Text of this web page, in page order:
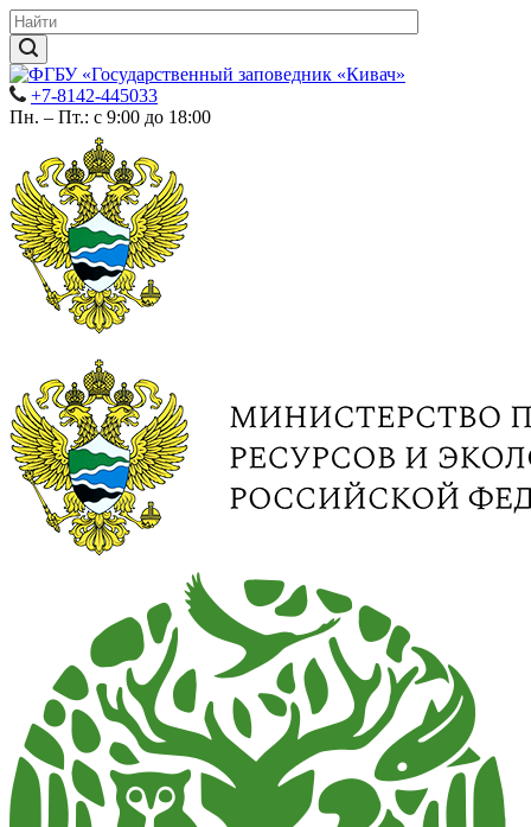
+7-8142-445033
Пн. – Пт.: с 9:00 до 18:00